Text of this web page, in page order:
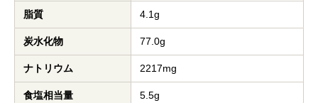
脂質 4.1g
炭水化物 77.0g
ナトリウム 2217mg
食塩相当量 5.5g